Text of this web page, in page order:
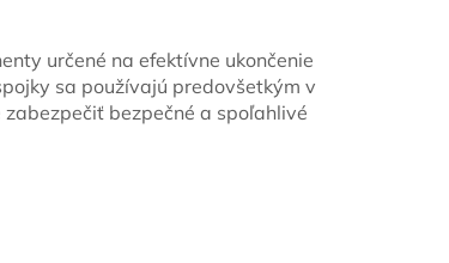
určené na efektívne ukončenie
sa používajú predovšetkým v
bezpečné a spoľahlivé